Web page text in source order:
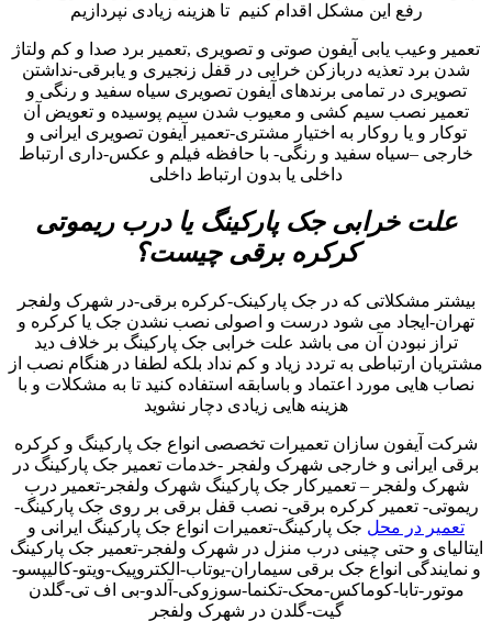
رفع این مشکل اقدام کنیم تا هزینه زیادی نپردازیم
تعمیر وعیب یابی آیفون صوتی و تصویری ,تعمیر برد صدا و کم ولتاژ
شدن برد تعذیه دربازکن خرابی در قفل زنجیری و یابرقی-نداشتن
تصویری در تمامی برندهای آیفون تصویری سیاه سفید و رنگی و
تعمیر نصب سیم کشی و معیوب شدن سیم پوسیده و تعویض آن
توکار و یا روکار به اختیار مشتری-تعمیر آیفون تصویری ایرانی و
خارجی –سیاه سفید و رنگی- با حافظه فیلم و عکس-داری ارتباط
داخلی یا بدون ارتباط داخلی
علت خرابی جک پارکینگ یا درب ریموتی
کرکره برقی چیست؟
بیشتر مشکلاتی که در جک پارکینک-کرکره برقی-در شهرک ولفجر
تهران-ایجاد می شود درست و اصولی نصب نشدن جک یا کرکره و
تراز نبودن آن می باشد علت خرابی جک پارکینگ بر خلاف دید
مشتریان ارتباطی به تردد زیاد و کم نداد بلکه لطفا در هنگام نصب از
نصاب هایی مورد اعتماد و باسابقه استفاده کنید تا به مشکلات و با
هزینه هایی زیادی دچار نشوید
شرکت آیفون سازان تعمیرات تخصصی انواع جک پارکینگ و کرکره
برقی ایرانی و خارجی شهرک ولفجر -خدمات تعمیر جک پارکینگ در
شهرک ولفجر – تعمیرکار جک پارکینگ شهرک ولفجر-تعمیر درب
ریموتی- تعمیر کرکره برقی- نصب قفل برقی بر روی جک پارکینگ-
تعمیر در محل جک پارکینگ-تعمیرات انواع جک پارکینگ ایرانی و
ایتالیای و حتی چینی درب منزل در شهرک ولفجر-تعمیر جک پارکینگ
و نمایندگی انواع جک برقی سیماران-یوتاب-الکتروپیک-ویتو-کالیپسو-
موتور-تابا-کوماکس-محک-تکنما-سوزوکی-آلدو-بی اف تی-گلدن
گیت-گلدن در شهرک ولفجر